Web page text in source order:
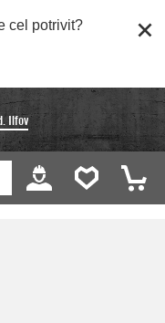
cel potrivit?
Ilfov